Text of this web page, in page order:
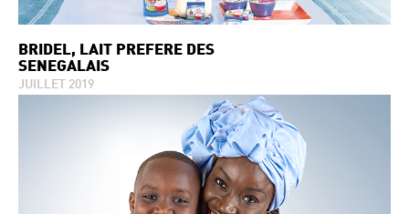
BRIDEL, LAIT PRÉFÉRÉ DES
SENEGALAIS
JUILLET 2019